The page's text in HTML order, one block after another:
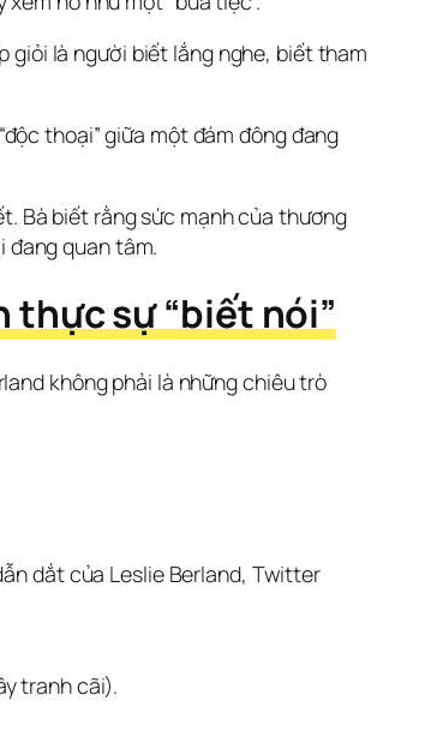
giỏi là người biết lắng nghe, biết tham
thoại” giữa một đám đông đang
Bà biết rằng sức mạnh của thương
đang quan tâm.
thực sự “biết nói”
không phải là những chiêu trò
dắt của Leslie Berland, Twitter
tranh cãi).